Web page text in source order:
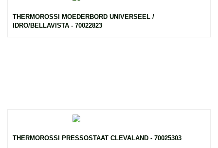
THERMOROSSI MOEDERBORD UNIVERSEEL /
IDRO/BELLAVISTA - 70022823
THERMOROSSI PRESSOSTAAT CLEVALAND - 70025303